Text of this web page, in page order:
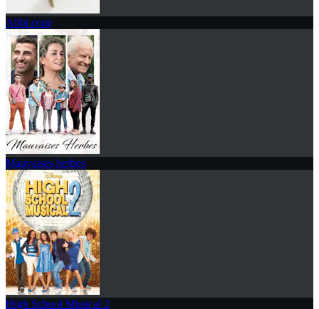
Alibi.com
Mauvaises herbes
High School Musical 2